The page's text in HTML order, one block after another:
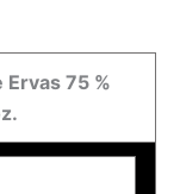
75 %